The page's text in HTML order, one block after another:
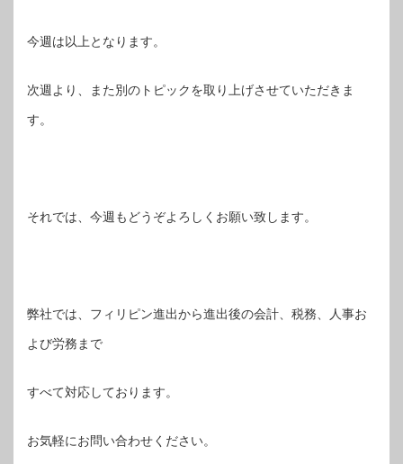
今週は以上となります。
次週より、また別のトピックを取り上げさせていただきま
す。
それでは、今週もどうぞよろしくお願い致します。
弊社では、フィリピン進出から進出後の会計、税務、人事お
よび労務まで
すべて対応しております。
お気軽にお問い合わせください。